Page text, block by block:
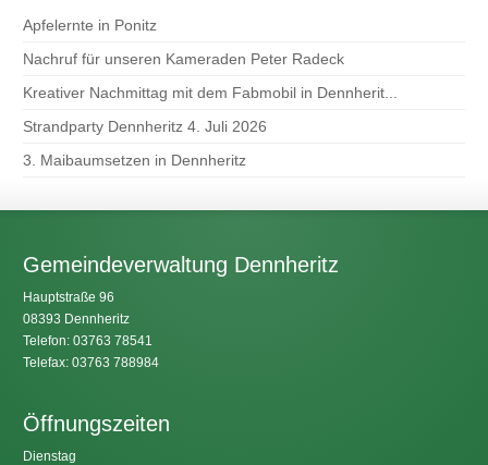
Apfelernte in Ponitz
Nachruf für unseren Kameraden Peter Radeck
Kreativer Nachmittag mit dem Fabmobil in Dennherit...
Strandparty Dennheritz 4. Juli 2026
3. Maibaumsetzen in Dennheritz
Gemeindeverwaltung Dennheritz
Hauptstraße 96
08393 Dennheritz
Telefon: 03763 78541
Telefax: 03763 788984
Öffnungszeiten
Dienstag